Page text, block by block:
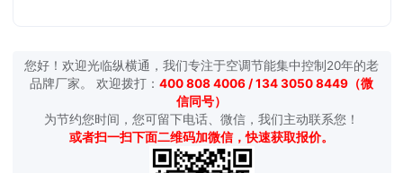
您好！欢迎光临纵横通，我们专注于空调节能集中控制20年的老
品牌厂家。 欢迎拨打： 400 808 4006 / 134 3050 8449（微
信同号）
为节约您时间，您可留下电话、微信，我们主动联系您！
或者扫一扫下面二维码加微信，快速获取报价。